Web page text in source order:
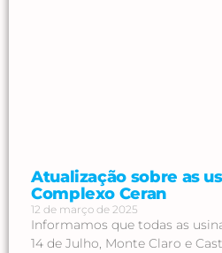
Atualização sobre as
Complexo Ceran
12 de março de 2025
Informamos que todas as
14 de Julho, Monte Claro e